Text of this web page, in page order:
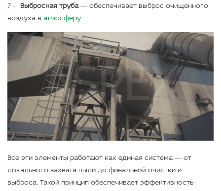
Выбросная труба— обеспечивает выброс очищенного
воздуха в атмосферу.
Все эти элементы работают как единая система — от
локального захвата пыли до финальной очистки и
выброса. Такой принцип обеспечивает эффективность